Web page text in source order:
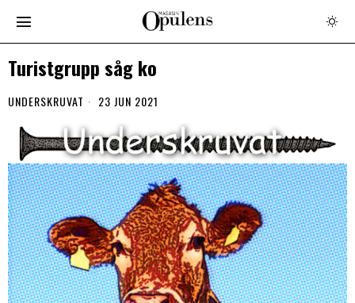
Turistgrupp såg ko
UNDERSKRUVAT 23 JUN 2021